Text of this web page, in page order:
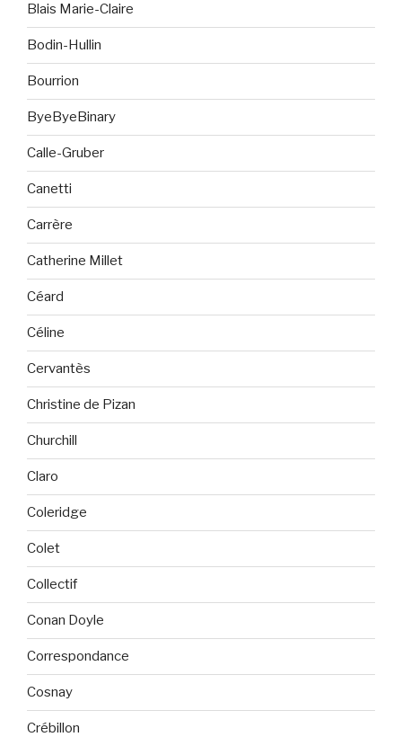
Blais Marie-Claire
Bodin-Hullin
Bourrion
ByeByeBinary
Calle-Gruber
Canetti
Carrère
Catherine Millet
Céard
Céline
Cervantès
Christine de Pizan
Churchill
Claro
Coleridge
Colet
Collectif
Conan Doyle
Correspondance
Cosnay
Crébillon